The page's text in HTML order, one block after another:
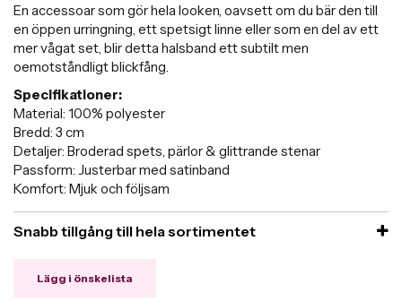
En accessoar som gör hela looken, oavsett om du bär den till
en öppen urringning, ett spetsigt linne eller som en del av ett
mer vågat set, blir detta halsband ett subtilt men
oemotståndligt blickfång.
Specifikationer:
Material: 100% polyester
Bredd: 3 cm
Detaljer: Broderad spets, pärlor & glittrande stenar
Passform: Justerbar med satinband
Komfort: Mjuk och följsam
Snabb tillgång till hela sortimentet
Lägg i önskelista